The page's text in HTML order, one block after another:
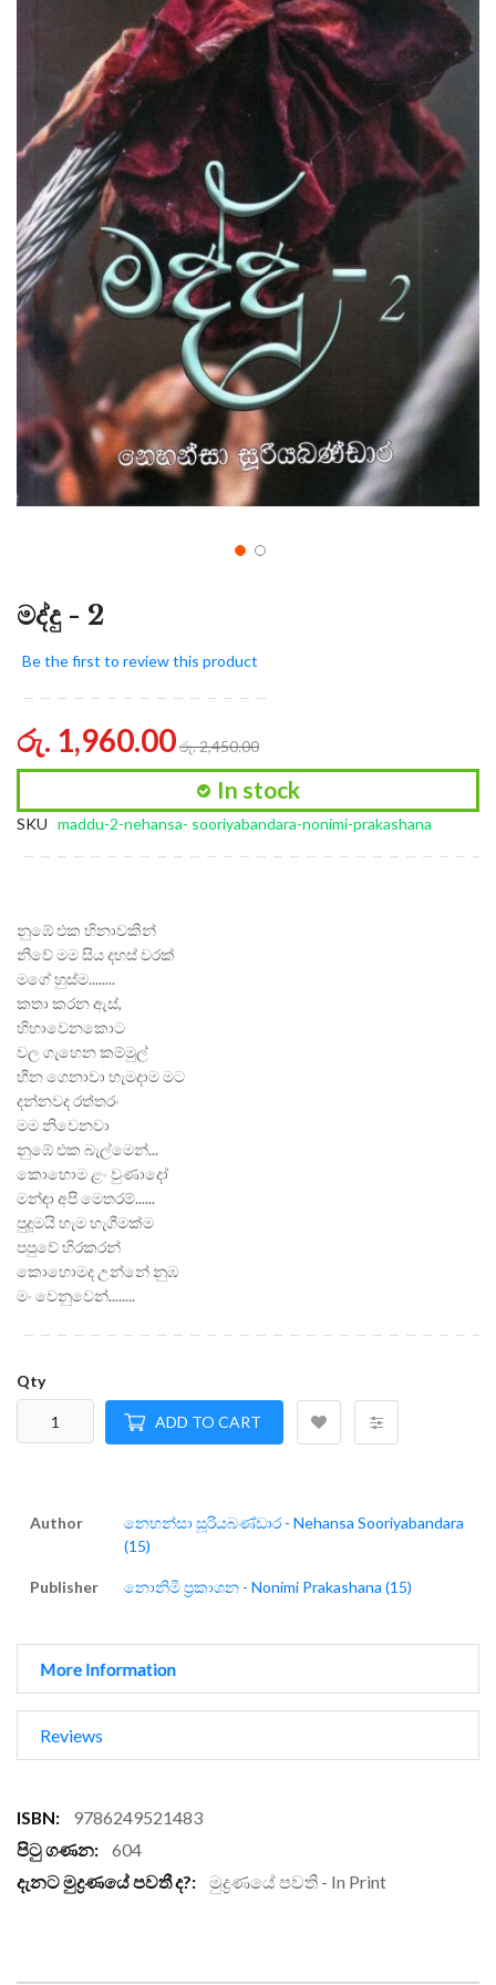
මද්දු - 2
Be the first to review this product
රු. 1,960.00රු. 2,450.00
In stock
SKU maddu-2-nehansa- sooriyabandara-nonimi-prakashana
නුඹේ එක හිනාවකින්
නිවේ මම සිය දහස් වරක්
මගේ හුස්ම........
කතා කරන ඇස්,
හිහාවෙනකොට
වල ගැහෙන කම්මුල්
හීන ගෙනාවා හැමදාම මට
දන්නවද රත්තරං
මම නිවෙනවා
නුඹේ එක බැල්මෙන්...
කොහොම ළං වුණාදෝ
මන්ඳා අපි මෙතරම්......
පුදූමයි හැම හැගීමක්ම
පපුවේ හිරකරන්
කොහොමද උන්නේ නුඹ
මං වෙනුවෙන්........
Qty
ADD TO CART
Author
නෙහන්සා සූරියබණ්ඩාර - Nehansa Sooriyabandara
(15)
Publisher නොනිමි ප්‍රකාශන - Nonimi Prakashana (15)
More Information
Reviews
More
Information
9786249521483
604
මුද්‍රණයේ පවති - In Print